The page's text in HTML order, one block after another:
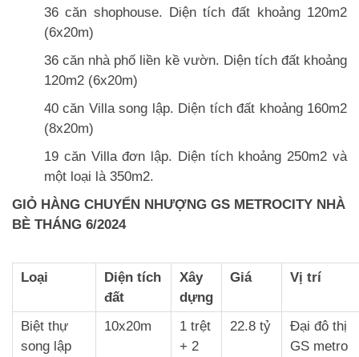
36 căn shophouse. Diện tích đất khoảng 120m2
(6x20m)
36 căn nhà phố liền kề vườn. Diện tích đất khoảng
120m2 (6x20m)
40 căn Villa song lập. Diện tích đất khoảng 160m2
(8x20m)
19 căn Villa đơn lập. Diện tích khoảng 250m2 và
một loại là 350m2.
GIỎ HÀNG CHUYỂN NHƯỢNG GS METROCITY NHÀ
BÈ THÁNG 6/2024
Loại
Diện tích
đất
Xây
dựng
Giá Vị trí
Biệt thự
song lập
10x20m
1 trệt
+ 2
22.8 tỷ
Đại đô thị
GS metro